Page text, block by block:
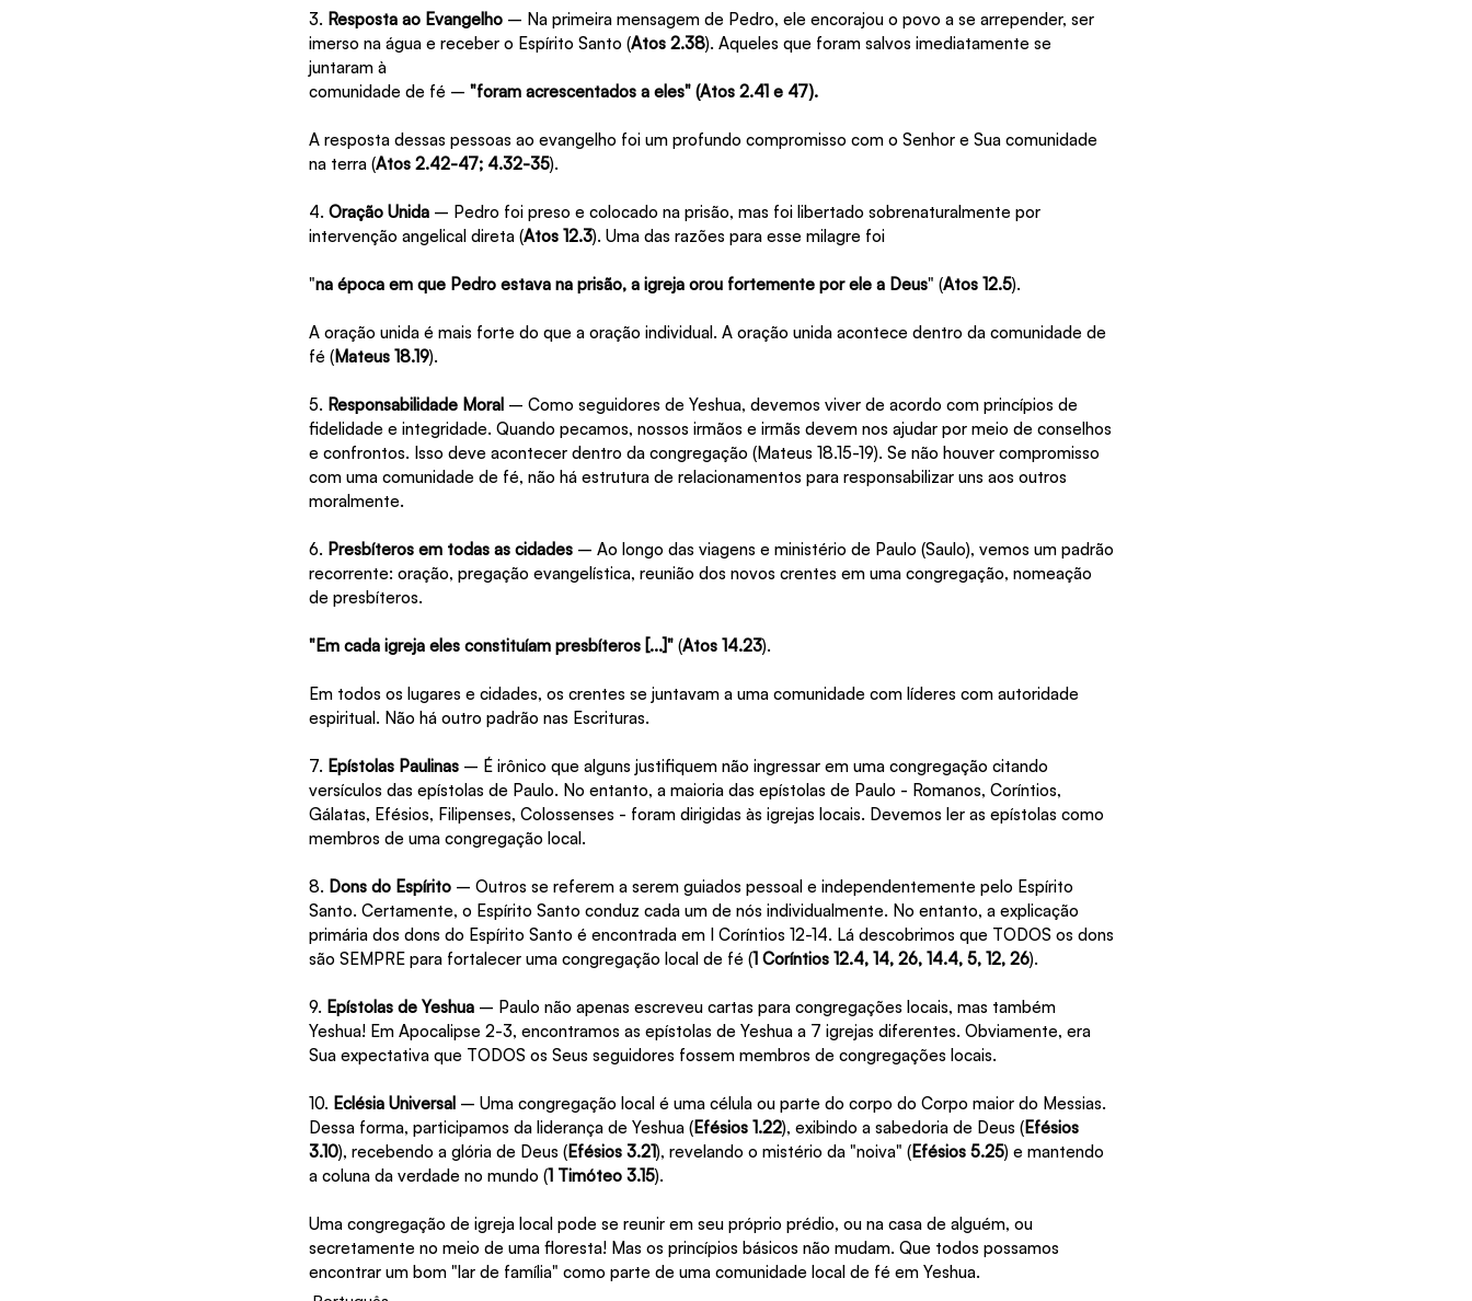
3. Resposta ao Evangelho – Na primeira mensagem de Pedro, ele encorajou o povo a se arrepender, ser
imerso na água e receber o Espírito Santo (Atos 2.38). Aqueles que foram salvos imediatamente se
juntaram à
comunidade de fé – "foram acrescentados a eles" (Atos 2.41 e 47).
A resposta dessas pessoas ao evangelho foi um profundo compromisso com o Senhor e Sua comunidade
na terra (Atos 2.42-47; 4.32-35).
4. Oração Unida – Pedro foi preso e colocado na prisão, mas foi libertado sobrenaturalmente por
intervenção angelical direta (Atos 12.3). Uma das razões para esse milagre foi
"na época em que Pedro estava na prisão, a igreja orou fortemente por ele a Deus" (Atos 12.5).
A oração unida é mais forte do que a oração individual. A oração unida acontece dentro da comunidade de
fé (Mateus 18.19).
5. Responsabilidade Moral – Como seguidores de Yeshua, devemos viver de acordo com princípios de
fidelidade e integridade. Quando pecamos, nossos irmãos e irmãs devem nos ajudar por meio de conselhos
e confrontos. Isso deve acontecer dentro da congregação (Mateus 18.15-19). Se não houver compromisso
com uma comunidade de fé, não há estrutura de relacionamentos para responsabilizar uns aos outros
moralmente.
6. Presbíteros em todas as cidades – Ao longo das viagens e ministério de Paulo (Saulo), vemos um padrão
recorrente: oração, pregação evangelística, reunião dos novos crentes em uma congregação, nomeação
de presbíteros.
"Em cada igreja eles constituíam presbíteros [...]" (Atos 14.23).
Em todos os lugares e cidades, os crentes se juntavam a uma comunidade com líderes com autoridade
espiritual. Não há outro padrão nas Escrituras.
7. Epístolas Paulinas – É irônico que alguns justifiquem não ingressar em uma congregação citando
versículos das epístolas de Paulo. No entanto, a maioria das epístolas de Paulo - Romanos, Coríntios,
Gálatas, Efésios, Filipenses, Colossenses - foram dirigidas às igrejas locais. Devemos ler as epístolas como
membros de uma congregação local.
8. Dons do Espírito – Outros se referem a serem guiados pessoal e independentemente pelo Espírito
Santo. Certamente, o Espírito Santo conduz cada um de nós individualmente. No entanto, a explicação
primária dos dons do Espírito Santo é encontrada em I Coríntios 12-14. Lá descobrimos que TODOS os dons
são SEMPRE para fortalecer uma congregação local de fé (1 Coríntios 12.4, 14, 26, 14.4, 5, 12, 26).
9. Epístolas de Yeshua – Paulo não apenas escreveu cartas para congregações locais, mas também
Yeshua! Em Apocalipse 2-3, encontramos as epístolas de Yeshua a 7 igrejas diferentes. Obviamente, era
Sua expectativa que TODOS os Seus seguidores fossem membros de congregações locais.
10. Eclésia Universal – Uma congregação local é uma célula ou parte do corpo do Corpo maior do Messias.
Dessa forma, participamos da liderança de Yeshua (Efésios 1.22), exibindo a sabedoria de Deus (Efésios
3.10), recebendo a glória de Deus (Efésios 3.21), revelando o mistério da "noiva" (Efésios 5.25) e mantendo
a coluna da verdade no mundo (1 Timóteo 3.15).
Uma congregação de igreja local pode se reunir em seu próprio prédio, ou na casa de alguém, ou
secretamente no meio de uma floresta! Mas os princípios básicos não mudam. Que todos possamos
encontrar um bom "lar de família" como parte de uma comunidade local de fé em Yeshua.